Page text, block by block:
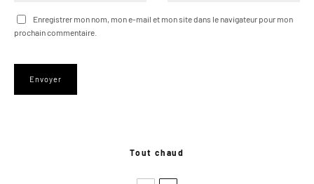
Enregistrer mon nom, mon e-mail et mon site dans le navigateur pour mon
prochain commentaire.
Tout chaud